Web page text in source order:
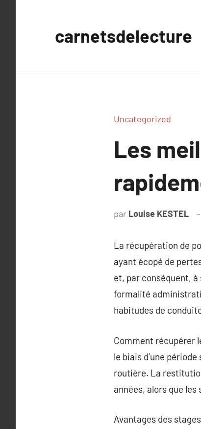
carnetsdelecture
Uncategorized
Les
par Louise KESTEL
La récupération de
ayant écopé de
et, par conséquent,
formalité
habitudes de
Comment récupérer
le biais d’une
routière. La
années, alors que
Avantages des